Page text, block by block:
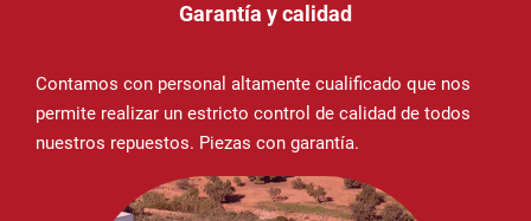
Garantía y calidad
Contamos con personal altamente cualificado que nos
permite realizar un estricto control de calidad de todos
nuestros repuestos. Piezas con garantía.